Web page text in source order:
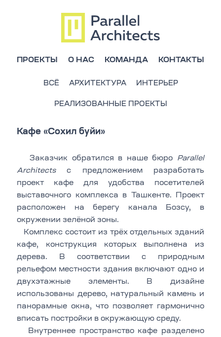
ПРОЕКТЫ О НАС КОМАНДА КОНТАКТЫ
ВСЁ АРХИТЕКТУРА ИНТЕРЬЕР
РЕАЛИЗОВАННЫЕ ПРОЕКТЫ
Кафе «Сохил буйи»
Заказчик обратился в наше бюро Parallel
Architectsс предложением разработать
проект кафе для удобства посетителей
выставочного комплекса в Ташкенте. Проект
расположен на берегу канала Бозсу, в
окружении зелёной зоны.
Комплекс состоит из трёх отдельных зданий
кафе, конструкция которых выполнена из
дерева. В соответствии с природным
рельефом местности здания включают одно и
двухэтажные элементы. В дизайне
использованы дерево, натуральный камень и
панорамные окна, что позволяет гармонично
вписать постройки в окружающую среду.
Внутреннее пространство кафе разделено